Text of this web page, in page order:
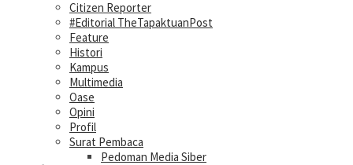
Citizen Reporter
#Editorial TheTapaktuanPost
Feature
Histori
Kampus
Multimedia
Oase
Opini
Profil
Surat Pembaca
Pedoman Media Siber